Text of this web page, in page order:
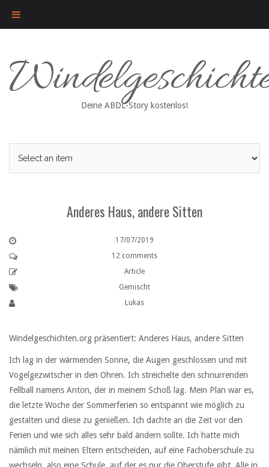
content
Deine ABDL-Story kostenlos!
Anderes Haus, andere Sitten
17/07/2019
12 comments
Article
Gemischt
Lukas
Windelgeschichten.org präsentiert: Anderes Haus, andere Sitten
Ich lag in der wärmenden Sonne, die Augen geschlossen und mit
Vogelgezwitscher in den Ohren. Ich streichelte den schnurrenden
Fellball namens Anton, der in meinem Schoß lag. Mein Plan war es,
die letzte Woche der Sommerferien so entspannt wie möglich zu
gestalten und diese zu genießen. Ich dachte an die Zeit vor den
Ferien und wie sich alles sehr bald ändern sollte. Ich hatte mich
nämlich mit meinen Eltern entscheiden, auf eine Fachoberschule zu